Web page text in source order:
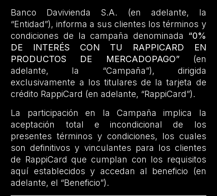
Banco Davivienda S.A. (en adelante, la
“Entidad”), informa a sus clientes los términos y
condiciones de la campaña denominada “0%
DE INTERÉS CON TU RAPPICARD EN
PRODUCTOS DE MERCADOPAGO” (en
adelante, la “Campaña”), dirigida
exclusivamente a los titulares de la tarjeta de
crédito RappiCard (en adelante, “RappiCard”).
La participación en la Campaña implica la
aceptación total e incondicional de los
presentes términos y condiciones, los cuales
son definitivos y vinculantes para los clientes
de RappiCard que cumplan con los requisitos
aquí establecidos y accedan al beneficio (en
adelante, el “Beneficio”).